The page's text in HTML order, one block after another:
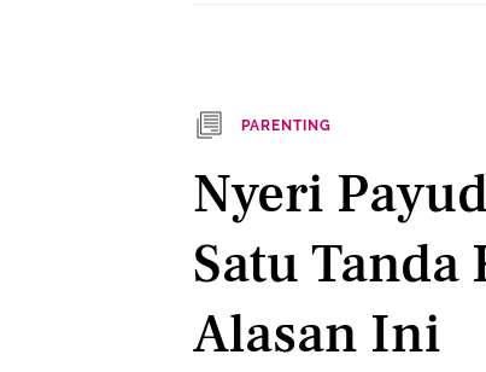
PARENTING
Nyeri
Satu
Alasan Ini